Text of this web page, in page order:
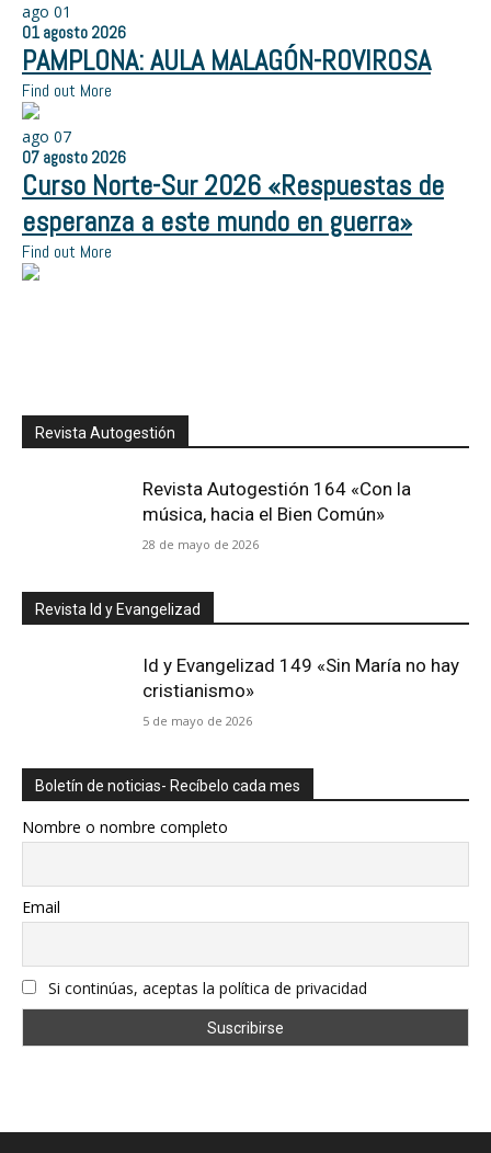
ago 01
01 agosto 2026
PAMPLONA: AULA MALAGÓN-ROVIROSA
Find out More
ago 07
07 agosto 2026
Curso Norte-Sur 2026 «Respuestas de
esperanza a este mundo en guerra»
Find out More
Revista Autogestión
Revista Autogestión 164 «Con la
música, hacia el Bien Común»
28 de mayo de 2026
Revista Id y Evangelizad
Id y Evangelizad 149 «Sin María no hay
cristianismo»
5 de mayo de 2026
Boletín de noticias- Recíbelo cada mes
Nombre o nombre completo
Email
Si continúas, aceptas la política de privacidad